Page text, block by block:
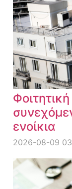
ενοίκια
2026-08-09